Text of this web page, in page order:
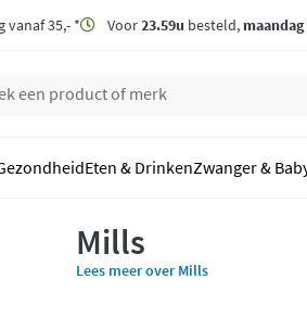
vanaf 35,- * Voor23.59u besteld, maandag
Eten & DrinkenZwanger &
Mills
Lees meer over Mills